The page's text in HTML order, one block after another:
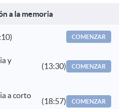
a la memoria
COMENZAR
y
(13:30) COMENZAR
a corto
(18:57) COMENZAR